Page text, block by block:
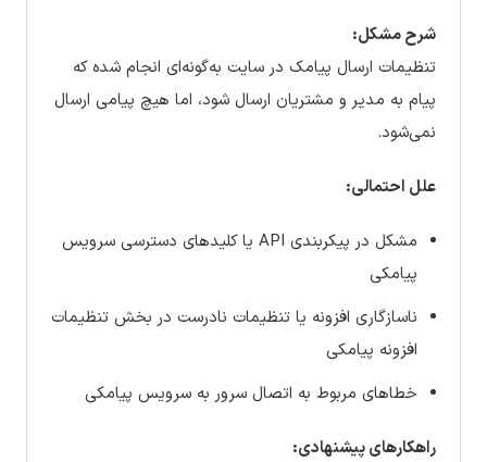
شرح مشکل:
تنظیمات ارسال پیامک در سایت به‌گونه‌ای انجام شده که
پیام به مدیر و مشتریان ارسال شود، اما هیچ پیامی ارسال
نمی‌شود.
علل احتمالی:
مشکل در پیکربندی API یا کلیدهای دسترسی سرویس
پیامکی
ناسازگاری افزونه یا تنظیمات نادرست در بخش تنظیمات
افزونه پیامکی
خطاهای مربوط به اتصال سرور به سرویس پیامکی
راهکارهای پیشنهادی: